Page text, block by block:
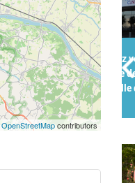
OpenStreetMapcontributors